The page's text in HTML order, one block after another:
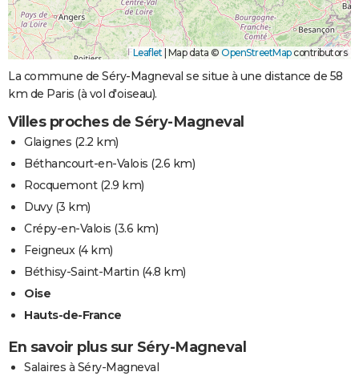
Leaflet Map data © OpenStreetMapcontributors
La commune de Séry-Magneval se situe à une distance de 58
km de Paris (à vol d'oiseau).
Villes proches de Séry-Magneval
Glaignes (2.2 km)
Béthancourt-en-Valois (2.6 km)
Rocquemont(2.9 km)
Duvy(3 km)
Crépy-en-Valois (3.6 km)
Feigneux(4 km)
Béthisy-Saint-Martin (4.8 km)
Oise
Hauts-de-France
En savoir plus sur Séry-Magneval
Salaires à Séry-Magneval